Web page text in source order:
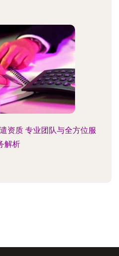
资质 专业团队与全方位服
解析